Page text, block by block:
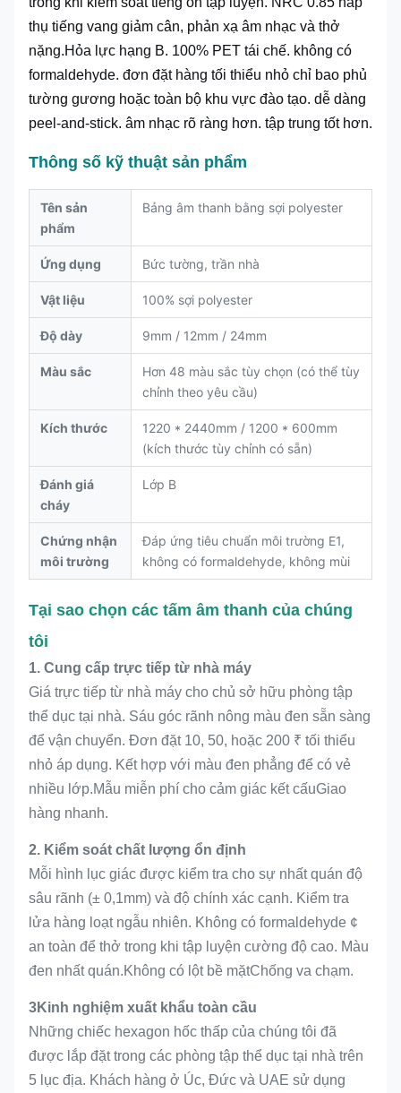
thụ tiếng vang giảm cân, phản xạ âm nhạc và thở
nặng.Hỏa lực hạng B. 100% PET tái chế. không có
formaldehyde. đơn đặt hàng tối thiểu nhỏ chỉ bao phủ
tường gương hoặc toàn bộ khu vực đào tạo. dễ dàng
peel-and-stick. âm nhạc rõ ràng hơn. tập trung tốt hơn.
Thông số kỹ thuật sản phẩm
Tên sản
phẩm
Bảng âm thanh bằng sợi polyester
Ứng dụng Bức tường, trần nhà
Vật liệu 100% sợi polyester
Độ dày 9mm / 12mm / 24mm
Màu sắc
Hơn 48 màu sắc tùy chọn (có thể tùy
chỉnh theo yêu cầu)
Kích thước
1220 * 2440mm / 1200 * 600mm
(kích thước tùy chỉnh có sẵn)
Đánh giá
cháy
Lớp B
Chứng nhận
môi trường
Đáp ứng tiêu chuẩn môi trường E1,
không có formaldehyde, không mùi
Tại sao chọn các tấm âm thanh của chúng
tôi
1. Cung cấp trực tiếp từ nhà máy
Giá trực tiếp từ nhà máy cho chủ sở hữu phòng tập
thể dục tại nhà. Sáu góc rãnh nông màu đen sẵn sàng
để vận chuyển. Đơn đặt 10, 50, hoặc 200 ₹ tối thiểu
nhỏ áp dụng. Kết hợp với màu đen phẳng để có vẻ
nhiều lớp.Mẫu miễn phí cho cảm giác kết cấuGiao
hàng nhanh.
2. Kiểm soát chất lượng ổn định
Mỗi hình lục giác được kiểm tra cho sự nhất quán độ
sâu rãnh (± 0,1mm) và độ chính xác cạnh. Kiểm tra
lửa hàng loạt ngẫu nhiên. Không có formaldehyde ¢
an toàn để thở trong khi tập luyện cường độ cao. Màu
đen nhất quán.Không có lột bề mặtChống va chạm.
3Kinh nghiệm xuất khẩu toàn cầu
Những chiếc hexagon hốc thấp của chúng tôi đã
được lắp đặt trong các phòng tập thể dục tại nhà trên
5 lục địa. Khách hàng ở Úc, Đức và UAE sử dụng